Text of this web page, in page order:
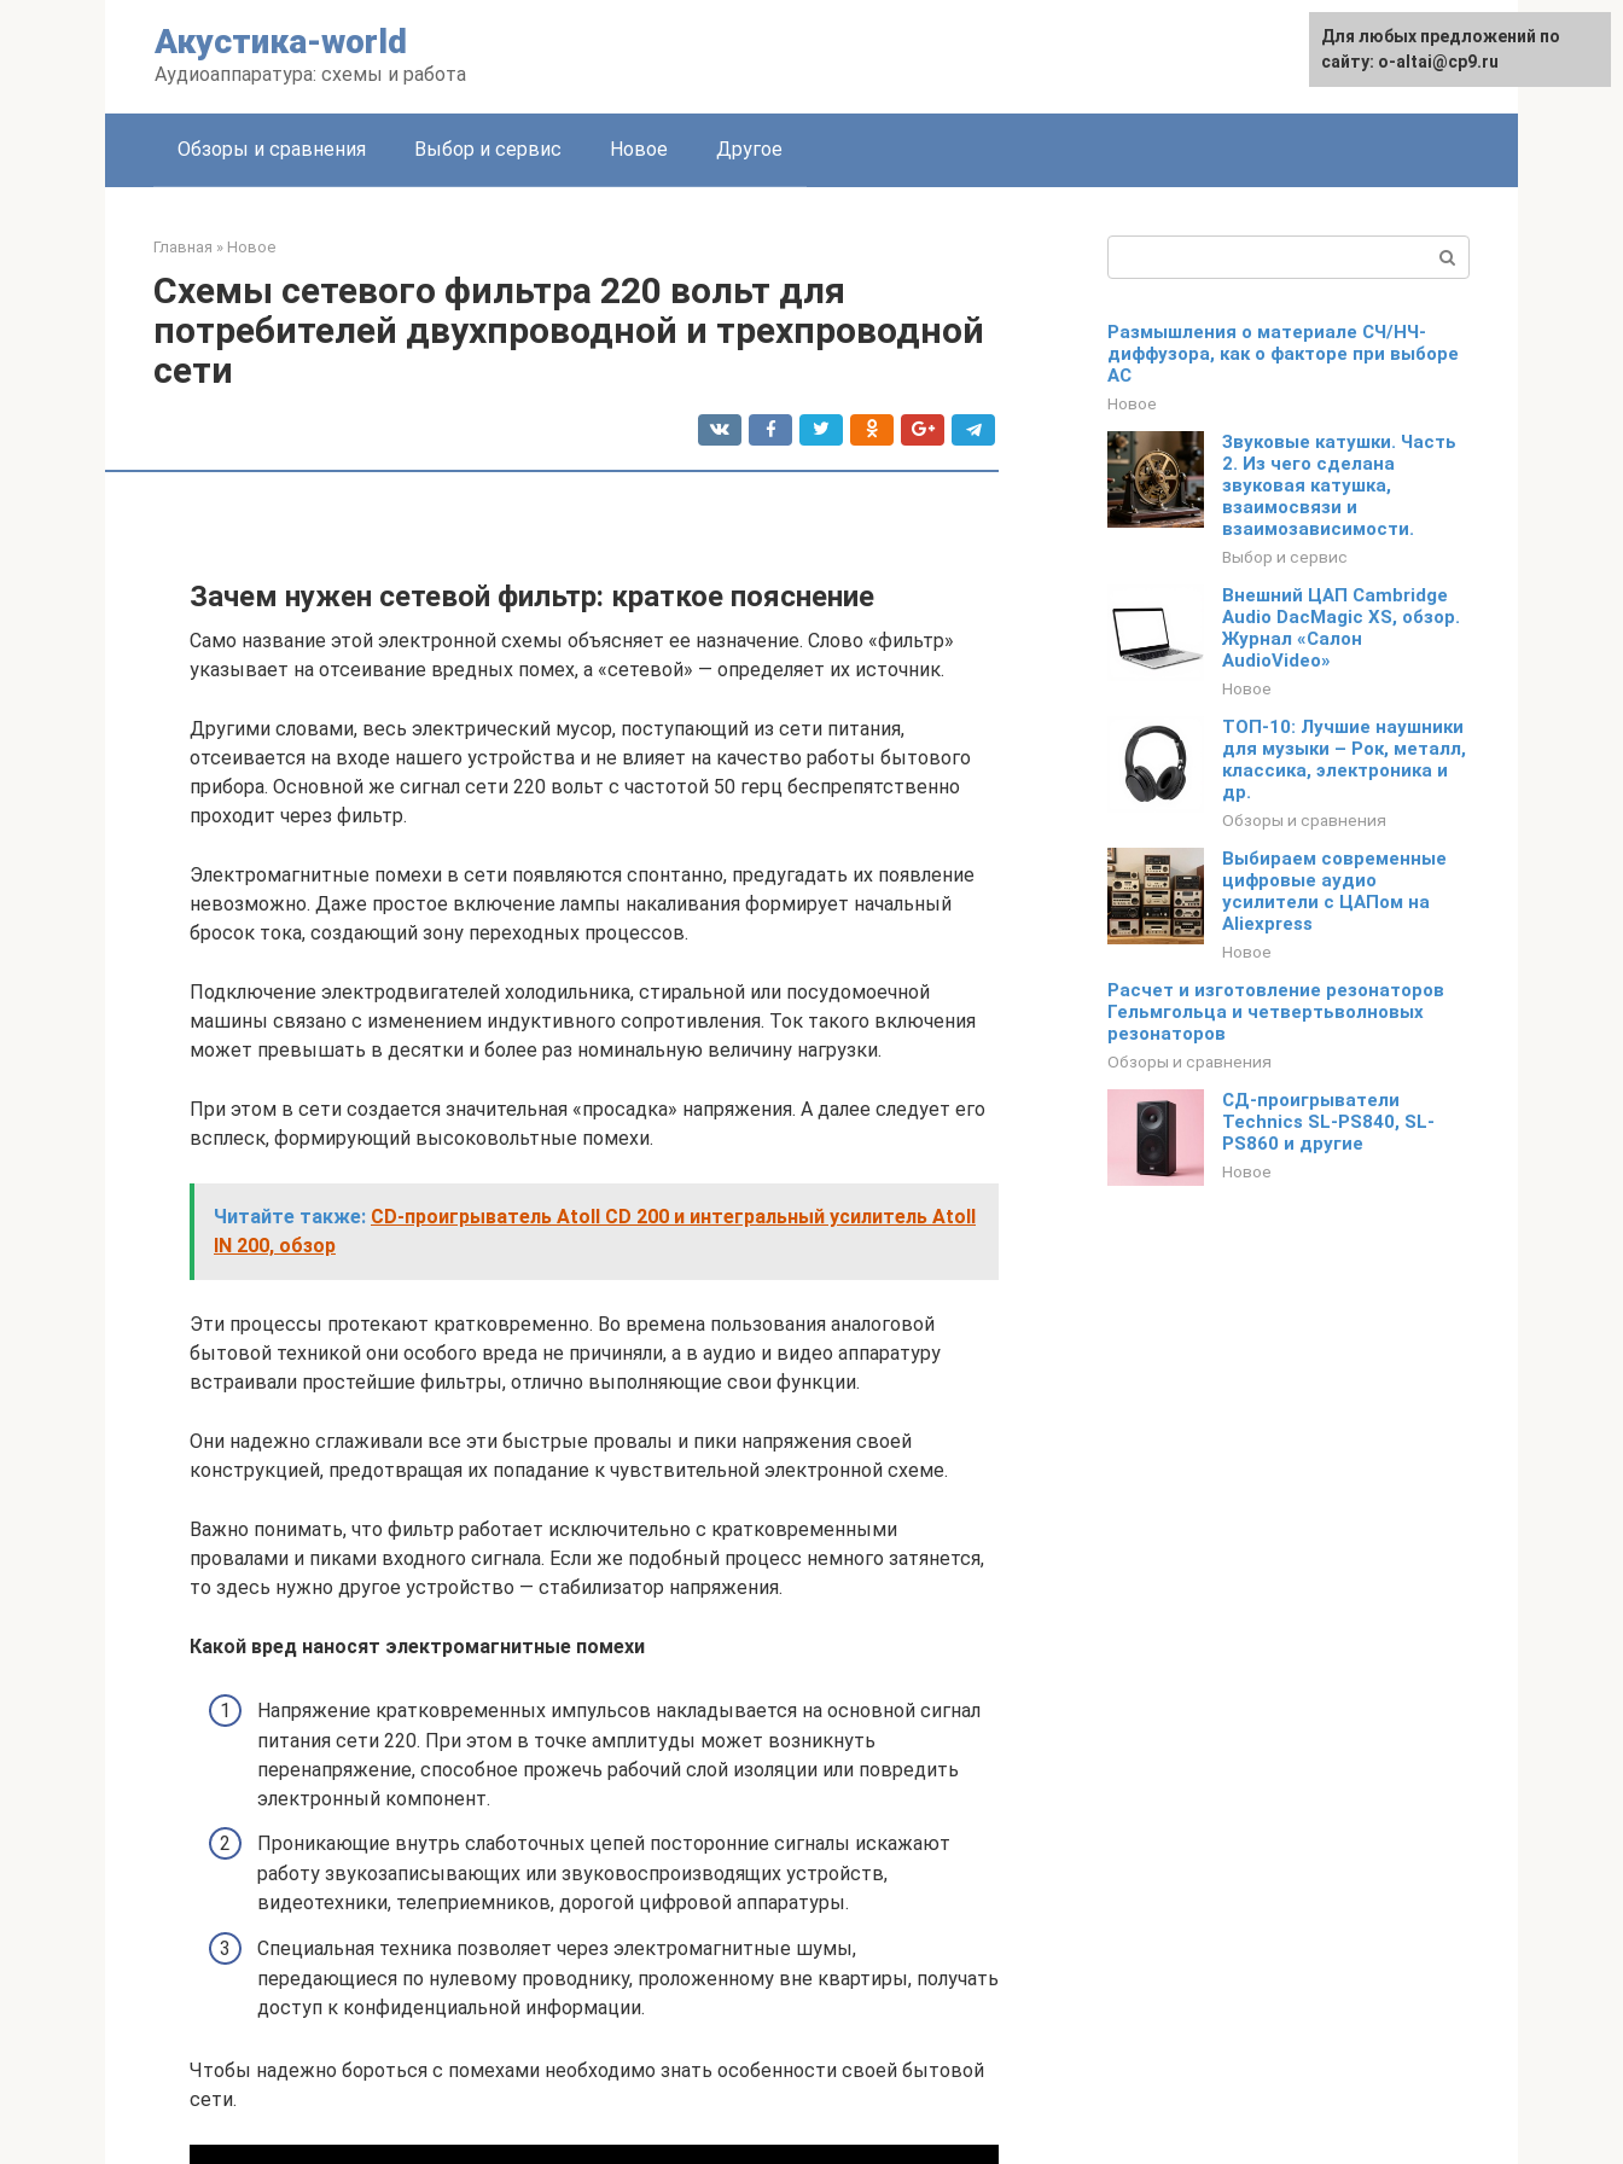
Акустика-world
Аудиоаппаратура: схемы и работа
English
Обзоры и сравнения Выбор и сервис Новое Другое
Главная » Новое
Схемы сетевого фильтра 220 вольт для
потребителей двухпроводной и трехпроводной
сети
Зачем нужен сетевой фильтр: краткое пояснение
Само название этой электронной схемы объясняет ее назначение. Слово «фильтр»
указывает на отсеивание вредных помех, а «сетевой» — определяет их источник.
Другими словами, весь электрический мусор, поступающий из сети питания,
отсеивается на входе нашего устройства и не влияет на качество работы бытового
прибора. Основной же сигнал сети 220 вольт с частотой 50 герц беспрепятственно
проходит через фильтр.
Электромагнитные помехи в сети появляются спонтанно, предугадать их появление
невозможно. Даже простое включение лампы накаливания формирует начальный
бросок тока, создающий зону переходных процессов.
Подключение электродвигателей холодильника, стиральной или посудомоечной
машины связано с изменением индуктивного сопротивления. Ток такого включения
может превышать в десятки и более раз номинальную величину нагрузки.
При этом в сети создается значительная «просадка» напряжения. А далее следует его
всплеск, формирующий высоковольтные помехи.
Читайте также: CD-проигрыватель Atoll CD 200 и интегральный усилитель Atoll
IN 200, обзор
Эти процессы протекают кратковременно. Во времена пользования аналоговой
бытовой техникой они особого вреда не причиняли, а в аудио и видео аппаратуру
встраивали простейшие фильтры, отлично выполняющие свои функции.
Они надежно сглаживали все эти быстрые провалы и пики напряжения своей
конструкцией, предотвращая их попадание к чувствительной электронной схеме.
Важно понимать, что фильтр работает исключительно с кратковременными
провалами и пиками входного сигнала. Если же подобный процесс немного затянется,
то здесь нужно другое устройство — стабилизатор напряжения.
Какой вред наносят электромагнитные помехи
Напряжение кратковременных импульсов накладывается на основной сигнал
питания сети 220. При этом в точке амплитуды может возникнуть
перенапряжение, способное прожечь рабочий слой изоляции или повредить
электронный компонент.
Проникающие внутрь слаботочных цепей посторонние сигналы искажают
работу звукозаписывающих или звуковоспроизводящих устройств,
видеотехники, телеприемников, дорогой цифровой аппаратуры.
Специальная техника позволяет через электромагнитные шумы,
передающиеся по нулевому проводнику, проложенному вне квартиры, получать
доступ к конфиденциальной информации.
Чтобы надежно бороться с помехами необходимо знать особенности своей бытовой
сети.
Размышления о материале СЧ/НЧ-
диффузора, как о факторе при выборе
АС
Новое
Звуковые катушки. Часть
2. Из чего сделана
звуковая катушка,
взаимосвязи и
взаимозависимости.
Выбор и сервис
Внешний ЦАП Cambridge
Audio DacMagic XS, обзор.
Журнал «Салон
AudioVideo»
Новое
ТОП-10: Лучшие наушники
для музыки – Рок, металл,
классика, электроника и
др.
Обзоры и сравнения
Выбираем современные
цифровые аудио
усилители с ЦАПом на
Aliexpress
Новое
Расчет и изготовление резонаторов
Гельмгольца и четвертьволновых
резонаторов
Обзоры и сравнения
СД-проигрыватели
Technics SL-PS840, SL-
PS860 и другие
Новое
Для любых предложений по
сайту: o-altai@cp9.ru